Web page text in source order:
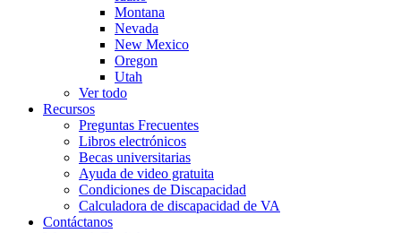
Montana
Nevada
New Mexico
Oregon
Utah
Ver todo
Recursos
Preguntas Frecuentes
Libros electrónicos
Becas universitarias
Ayuda de video gratuita
Condiciones de Discapacidad
Calculadora de discapacidad de VA
Contáctanos